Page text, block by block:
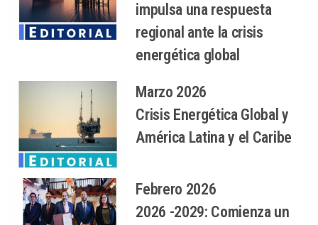
impulsa una respuesta
regional ante la crisis
energética global
Marzo 2026
Crisis Energética Global y
América Latina y el Caribe
Febrero 2026
2026 -2029: Comienza un